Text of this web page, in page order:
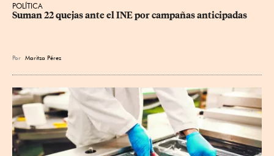
POLÍTICA
Suman 22 quejas ante el INE por campañas anticipadas
Por Maritza Pérez